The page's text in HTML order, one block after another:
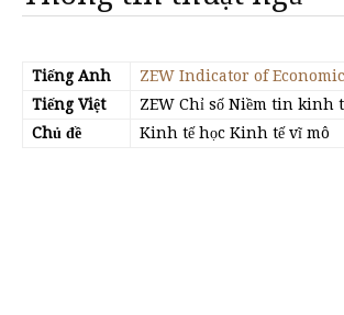
Tiếng Anh
ZEW Indicator of
Tiếng Việt
ZEW Chỉ số Niềm tin kinh
Chủ đề
Kinh tế học Kinh tế vĩ mô